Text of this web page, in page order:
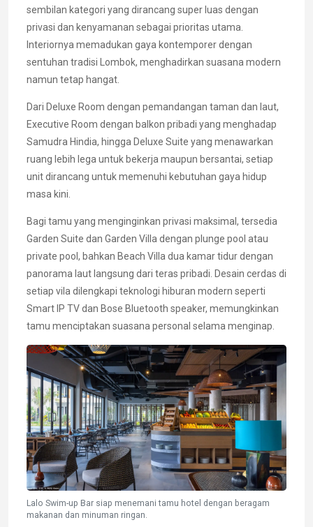
sembilan kategori yang dirancang super luas dengan
privasi dan kenyamanan sebagai prioritas utama.
Interiornya memadukan gaya kontemporer dengan
sentuhan tradisi Lombok, menghadirkan suasana modern
namun tetap hangat.
Dari Deluxe Room dengan pemandangan taman dan laut,
Executive Room dengan balkon pribadi yang menghadap
Samudra Hindia, hingga Deluxe Suite yang menawarkan
ruang lebih lega untuk bekerja maupun bersantai, setiap
unit dirancang untuk memenuhi kebutuhan gaya hidup
masa kini.
Bagi tamu yang menginginkan privasi maksimal, tersedia
Garden Suite dan Garden Villa dengan plunge pool atau
private pool, bahkan Beach Villa dua kamar tidur dengan
panorama laut langsung dari teras pribadi. Desain cerdas di
setiap vila dilengkapi teknologi hiburan modern seperti
Smart IP TV dan Bose Bluetooth speaker, memungkinkan
tamu menciptakan suasana personal selama menginap.
Lalo Swim-up Bar siap menemani tamu hotel dengan beragam
makanan dan minuman ringan.